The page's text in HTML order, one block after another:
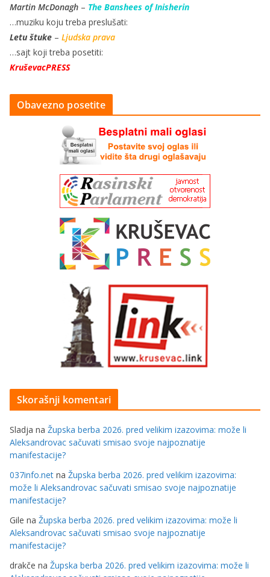
Martin McDonagh – The Banshees of Inisherin
…muziku koju treba preslušati:
Letu štuke – Ljudska prava
…sajt koji treba posetiti:
KruševacPRESS
Obavezno posetite
Skorašnji komentari
Sladja na Župska berba 2026. pred velikim izazovima: može li
Aleksandrovac sačuvati smisao svoje najpoznatije
manifestacije?
037info.net na Župska berba 2026. pred velikim izazovima:
može li Aleksandrovac sačuvati smisao svoje najpoznatije
manifestacije?
Gile na Župska berba 2026. pred velikim izazovima: može li
Aleksandrovac sačuvati smisao svoje najpoznatije
manifestacije?
drakče na Župska berba 2026. pred velikim izazovima: može li